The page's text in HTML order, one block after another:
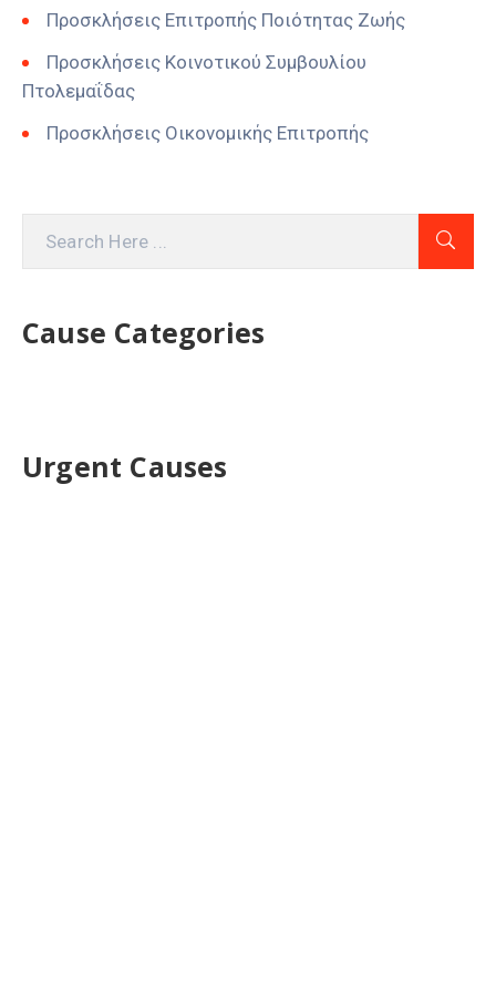
Προσκλήσεις Επιτροπής Ποιότητας Ζωής
Προσκλήσεις Κοινοτικού Συμβουλίου
Πτολεμαΐδας
Προσκλήσεις Οικονομικής Επιτροπής
Cause Categories
Urgent Causes